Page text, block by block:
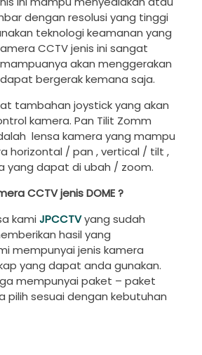
dengan resolusi yang tinggi
teknologi keamanan yang
CCTV jenis ini sangat
akan menggerakan
bergerak kemana saja.
tambahan joystick yang akan
kamera. Pan Tilit Zomm
lensa kamera yang mampu
horizontal / pan , vertical / tilt ,
yang dapat di ubah / zoom.
CCTV jenis DOME ?
kami JPCCTVyang sudah
hasil yang
mempunyai jenis kamera
yang dapat anda gunakan.
mempunyai paket – paket
pilih sesuai dengan kebutuhan